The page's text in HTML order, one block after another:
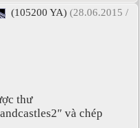
(105200 YA) (28.06.2015 /
thư
và chép